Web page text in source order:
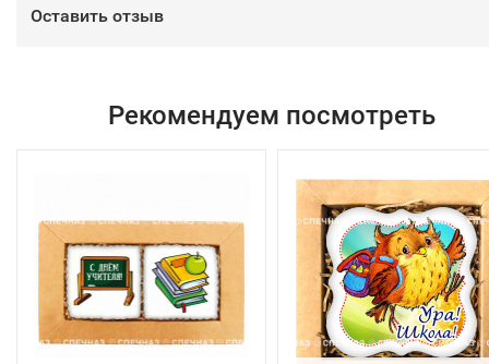
Оставить отзыв
Рекомендуем посмотреть